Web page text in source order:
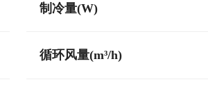
制冷量(W)
循环风量(m³/h)